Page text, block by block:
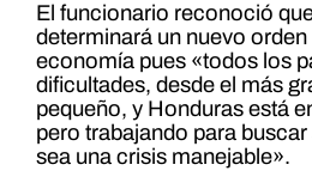
El funcionario reconoció
determinará un nuevo
economía pues «todos los
dificultades, desde el más
pequeño, y Honduras está
pero trabajando para
sea una crisis manejable».